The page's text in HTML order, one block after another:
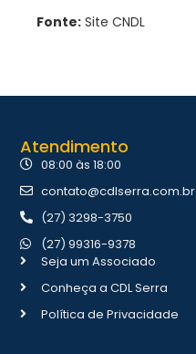
Fonte:Site CNDL
Atendimento
08:00 às 18:00
contato@cdlserra.com.br
(27) 3298-3750
(27) 99316-9378
Seja um Associado
Conheça a CDL Serra
Política de Privacidade